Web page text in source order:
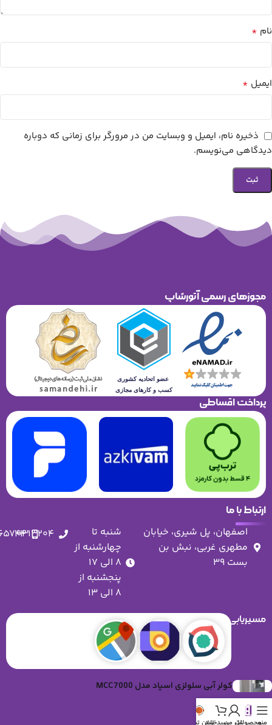
نام *
ایمیل *
ذخیره نام، ایمیل و وبسایت من در مرورگر برای زمانی که دوباره
دیدگاهی می‌نویسم.
مجوزهای رسمی آتورشاپ
پرداخت اقساطی
ارتباط با ما
اصفهان، پل شیری، خیابان
مطهری غربی، نبش بن
بست ۳۹​
شنبه تا
چهارشنبه از
۸ الی ۱۷
پنجشنبه از
۸ الی ۱۳
۰۳۱۳۲۰۴
مسیریابی:
منومحصولاتپنل منسبدخریدتلفن تماس
کولر آبی سلولزی اسپاد مدل MCC7000